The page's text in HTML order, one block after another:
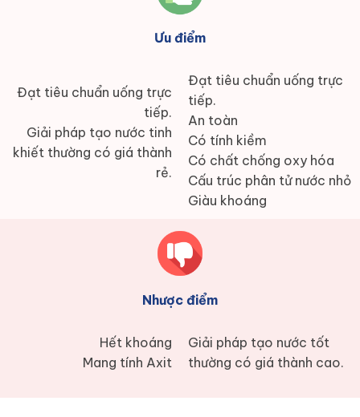
Đạt tiêu chuẩn uống trực
tiếp.
Giải pháp tạo nước tinh
khiết thường có giá thành
rẻ.
Ưu điểm
Đạt tiêu chuẩn uống trực
tiếp.
An toàn
Có tính kiềm
Có chất chống oxy hóa
Cấu trúc phân tử nước nhỏ
Giàu khoáng
Hết khoáng
Mang tính Axit
Nhược điểm
Giải pháp tạo nước tốt
thường có giá thành cao.